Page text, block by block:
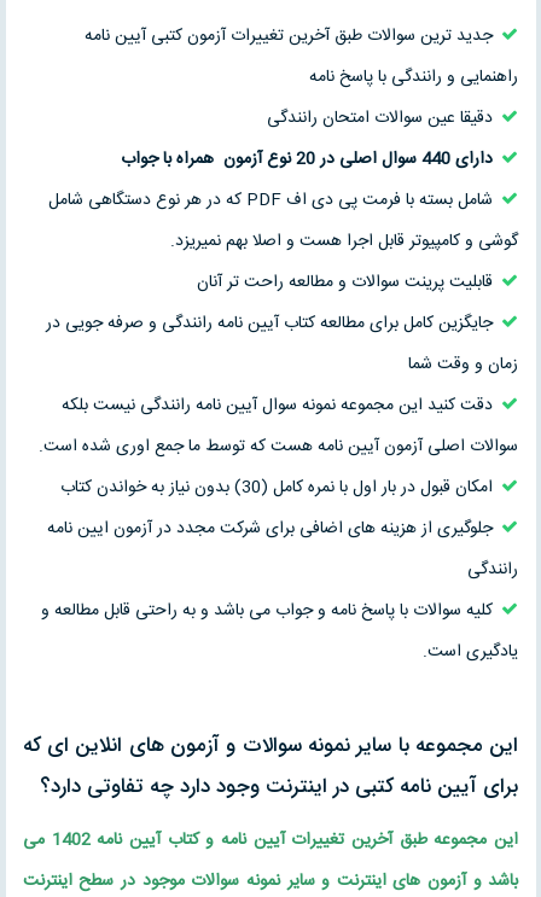
جدید ترین سوالات طبق آخرین تغییرات آزمون کتبی آیین نامه
راهنمایی و رانندگی با پاسخ نامه
دقیقا عین سوالات امتحان رانندگی
دارای 440 سوال اصلی در 20 نوع آزمون همراه با جواب
شامل بسته با فرمت پی دی اف PDF که در هر نوع دستگاهی شامل
گوشی و کامپیوتر قابل اجرا هست و اصلا بهم نمیریزد.
قابلیت پرینت سوالات و مطالعه راحت تر آنان
جایگزین کامل برای مطالعه کتاب آیین نامه رانندگی و صرفه جویی در
زمان و وقت شما
دقت کنید این مجموعه نمونه سوال آیین نامه رانندگی نیست بلکه
سوالات اصلی آزمون آیین نامه هست که توسط ما جمع اوری شده است.
امکان قبول در بار اول با نمره کامل (30) بدون نیاز به خواندن کتاب
جلوگیری از هزینه های اضافی برای شرکت مجدد در آزمون ایین نامه
رانندگی
کلیه سوالات با پاسخ نامه و جواب می باشد و به راحتی قابل مطالعه و
یادگیری است.
این مجموعه با سایر نمونه سوالات و آزمون های انلاین ای که
برای آیین نامه کتبی در اینترنت وجود دارد چه تفاوتی دارد؟
این مجموعه طبق آخرین تغییرات آیین نامه و کتاب آیین نامه 1402 می
باشد و آزمون های اینترنت و سایر نمونه سوالات موجود در سطح اینترنت